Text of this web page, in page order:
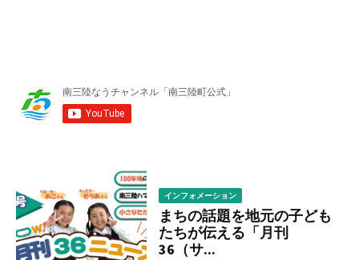
ら
調
インフォメーション
まちの話題を地元の子ども
たちが伝える「月刊
36（サ...